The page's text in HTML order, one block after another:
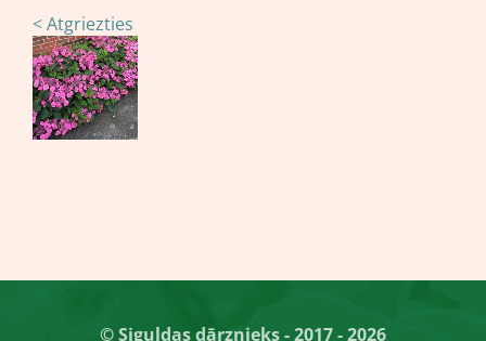
< Atgriezties
© Siguldas dārznieks - 2017 - 2026